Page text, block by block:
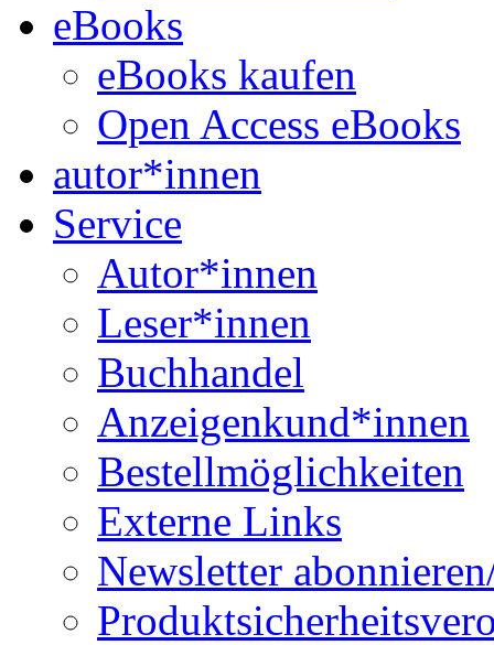
eBooks
eBooks kaufen
Open Access eBooks
autor*innen
Service
Autor*innen
Leser*innen
Buchhandel
Anzeigenkund*innen
Bestellmöglichkeiten
Externe Links
Newsletter